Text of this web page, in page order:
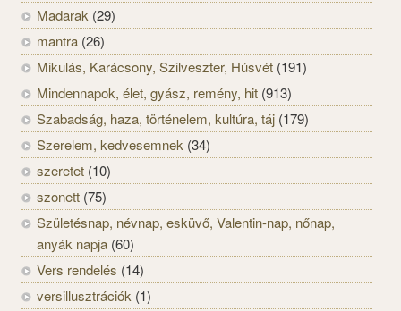
Madarak (29)
mantra (26)
Mikulás, Karácsony, Szilveszter, Húsvét (191)
Mindennapok, élet, gyász, remény, hit (913)
Szabadság, haza, történelem, kultúra, táj (179)
Szerelem, kedvesemnek (34)
szeretet (10)
szonett (75)
Születésnap, névnap, esküvő, Valentin-nap, nőnap,
anyák napja (60)
Vers rendelés (14)
versillusztrációk (1)